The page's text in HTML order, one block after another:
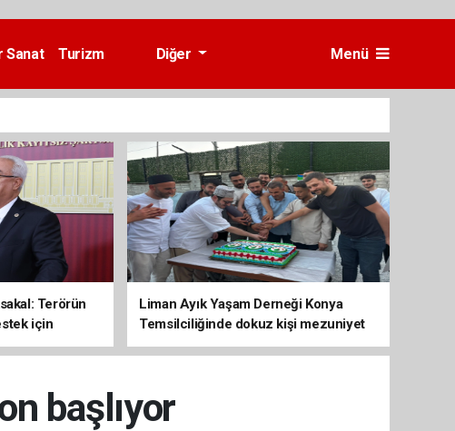
Sanat
Turizm
Diğer Menü
Terörün
için
Liman Ayık Yaşam Derneği Konya
Temsilciliğinde dokuz kişi mezuniyet
sevinci yaşadı
başlıyor